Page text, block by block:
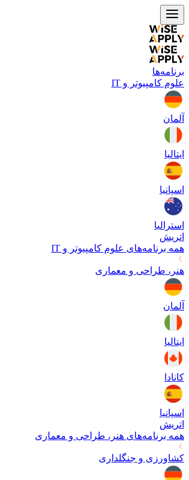
برنامه‌ها
علوم کامپیوتر و IT
آلمان
ایتالیا
اسپانیا
استرالیا
اتریش
همه برنامه‌های علوم کامپیوتر و IT
هنر، طراحی و معماری
آلمان
ایتالیا
کانادا
اسپانیا
اتریش
همه برنامه‌های هنر، طراحی و معماری
کشاورزی و جنگلداری